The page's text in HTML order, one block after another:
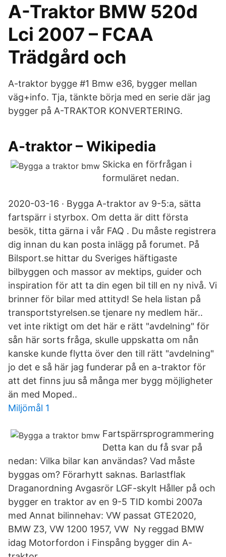
A-Traktor BMW 520d
Lci 2007 – FCAA
Trädgård och
A-traktor bygge #1 Bmw e36, bygger mellan
väg+info. Tja, tänkte börja med en serie där jag
bygger på A-TRAKTOR KONVERTERING.
A-traktor – Wikipedia
Skicka en förfrågan i
formuläret nedan.
2020-03-16 · Bygga A-traktor av 9-5:a, sätta
fartspärr i styrbox. Om detta är ditt första
besök, titta gärna i vår FAQ . Du måste registrera
dig innan du kan posta inlägg på forumet. På
Bilsport.se hittar du Sveriges häftigaste
bilbyggen och massor av mektips, guider och
inspiration för att ta din egen bil till en ny nivå. Vi
brinner för bilar med attityd! Se hela listan på
transportstyrelsen.se tjenare ny medlem här..
vet inte riktigt om det här e rätt "avdelning" för
sån här sorts fråga, skulle uppskatta om nån
kanske kunde flytta över den till rätt "avdelning"
jo det e så här jag funderar på en a-traktor för
att det finns juu så många mer bygg möjligheter
än med Moped..
Miljömål 1
Fartspärrsprogrammering
Detta kan du få svar på
nedan: Vilka bilar kan användas? Vad måste
byggas om? Förarhytt saknas. Barlastflak
Draganordning Avgasrör LGF-skylt Håller på och
bygger en traktor av en 9-5 TID kombi 2007a
med Annat bilinnehav: VW passat GTE2020,
BMW Z3, VW 1200 1957, VW Ny reggad BMW
idag Motorfordon i Finspång bygger din A-